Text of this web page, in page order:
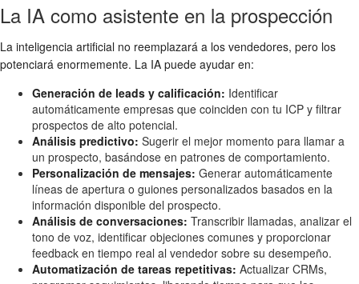
La IA como asistente en la prospección
La inteligencia artificial no reemplazará a los vendedores, pero los
potenciará enormemente. La IA puede ayudar en:
Generación de leads y calificación: Identificar
automáticamente empresas que coinciden con tu ICP y filtrar
prospectos de alto potencial.
Análisis predictivo: Sugerir el mejor momento para llamar a
un prospecto, basándose en patrones de comportamiento.
Personalización de mensajes: Generar automáticamente
líneas de apertura o guiones personalizados basados en la
información disponible del prospecto.
Análisis de conversaciones: Transcribir llamadas, analizar el
tono de voz, identificar objeciones comunes y proporcionar
feedback en tiempo real al vendedor sobre su desempeño.
Automatización de tareas repetitivas: Actualizar CRMs,